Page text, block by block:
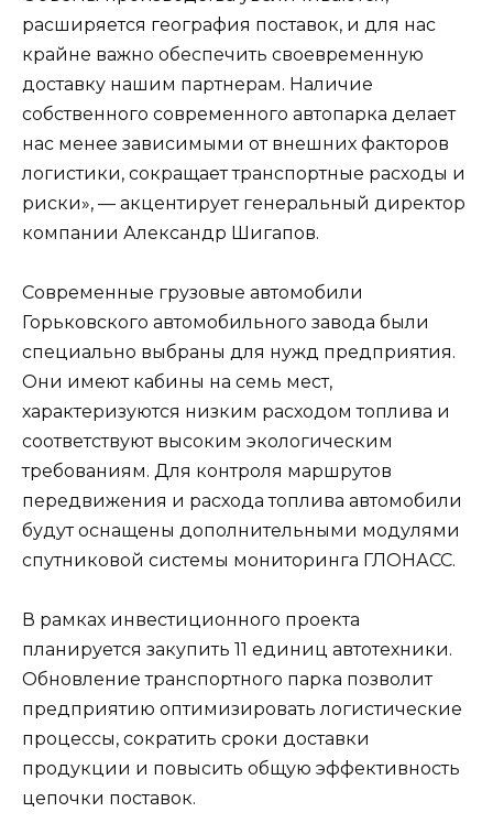
расширяется география поставок, и для нас
крайне важно обеспечить своевременную
доставку нашим партнерам. Наличие
собственного современного автопарка делает
нас менее зависимыми от внешних факторов
логистики, сокращает транспортные расходы и
риски», — акцентирует генеральный директор
компании Александр Шигапов.
Современные грузовые автомобили
Горьковского автомобильного завода были
специально выбраны для нужд предприятия.
Они имеют кабины на семь мест,
характеризуются низким расходом топлива и
соответствуют высоким экологическим
требованиям. Для контроля маршрутов
передвижения и расхода топлива автомобили
будут оснащены дополнительными модулями
спутниковой системы мониторинга ГЛОНАСС.
В рамках инвестиционного проекта
планируется закупить 11 единиц автотехники.
Обновление транспортного парка позволит
предприятию оптимизировать логистические
процессы, сократить сроки доставки
продукции и повысить общую эффективность
цепочки поставок.